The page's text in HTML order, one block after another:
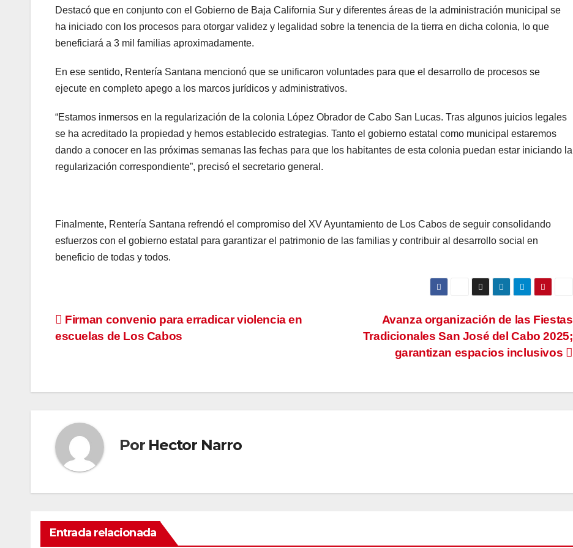
Destacó que en conjunto con el Gobierno de Baja California Sur y diferentes áreas de la administración municipal se
ha iniciado con los procesos para otorgar validez y legalidad sobre la tenencia de la tierra en dicha colonia, lo que
beneficiará a 3 mil familias aproximadamente.
En ese sentido, Rentería Santana mencionó que se unificaron voluntades para que el desarrollo de procesos se
ejecute en completo apego a los marcos jurídicos y administrativos.
“Estamos inmersos en la regularización de la colonia López Obrador de Cabo San Lucas. Tras algunos juicios legales
se ha acreditado la propiedad y hemos establecido estrategias. Tanto el gobierno estatal como municipal estaremos
dando a conocer en las próximas semanas las fechas para que los habitantes de esta colonia puedan estar iniciando la
regularización correspondiente”, precisó el secretario general.
Finalmente, Rentería Santana refrendó el compromiso del XV Ayuntamiento de Los Cabos de seguir consolidando
esfuerzos con el gobierno estatal para garantizar el patrimonio de las familias y contribuir al desarrollo social en
beneficio de todas y todos.
Navegación
Avanza organización de las Fiestas
Tradicionales San José del Cabo 2025;
garantizan espacios inclusivos
Firman convenio para erradicar violencia en
escuelas de Los Cabos
Por Hector Narro
Entrada relacionada